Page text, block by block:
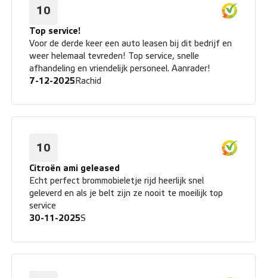
prijzen zijn ook scherp tegenover de concurrentie. Je
regelt in een mum van tijd een leaseauto. Top bedrijf!
10
Top service!
Voor de derde keer een auto leasen bij dit bedrijf en
weer helemaal tevreden! Top service, snelle
afhandeling en vriendelijk personeel. Aanrader!
7-12-2025 Rachid
10
Citroën ami geleased
Echt perfect brommobieletje rijd heerlijk snel
geleverd en als je belt zijn ze nooit te moeilijk top
service
30-11-2025S